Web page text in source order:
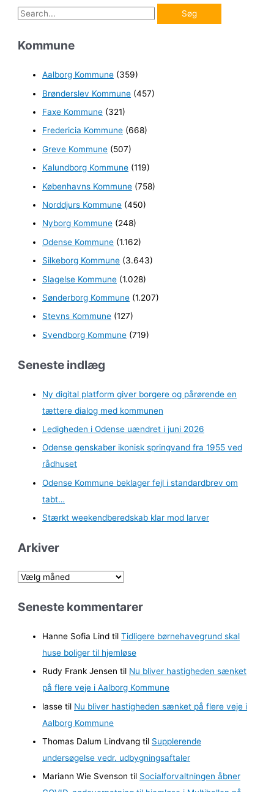
S
g
Kommune
Aalborg Kommune (359)
Brønderslev Kommune (457)
Faxe Kommune (321)
Fredericia Kommune (668)
Greve Kommune (507)
Kalundborg Kommune (119)
Københavns Kommune (758)
Norddjurs Kommune (450)
Nyborg Kommune (248)
Odense Kommune (1.162)
Silkeborg Kommune (3.643)
Slagelse Kommune (1.028)
Sønderborg Kommune (1.207)
Stevns Kommune (127)
Svendborg Kommune (719)
Seneste indlæg
Ny digital platform giver borgere og pårørende en
tættere dialog med kommunen
Ledigheden i Odense uændret i juni 2026
Odense genskaber ikonisk springvand fra 1955 ved
rådhuset
Odense Kommune beklager fejl i standardbrev om
tabt…
Stærkt weekendberedskab klar mod larver
Arkiver
A
k
Seneste kommentarer
Hanne Sofia Lind tilTidligere børnehavegrund skal
huse boliger til hjemløse
Rudy Frank Jensen til Nu bliver hastigheden sænket
på flere veje i Aalborg Kommune
lasse til Nu bliver hastigheden sænket på flere veje i
Aalborg Kommune
Thomas Dalum Lindvang til Supplerende
undersøgelse vedr. udbygningsaftaler
Mariann Wie Svenson til Socialforvaltningen åbner